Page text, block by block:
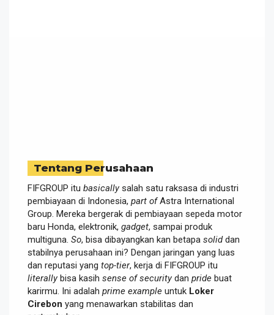
Tentang Perusahaan
FIFGROUP itu basicallysalah satu raksasa di industri
pembiayaan di Indonesia, part ofAstra International
Group. Mereka bergerak di pembiayaan sepeda motor
baru Honda, elektronik, gadget, sampai produk
multiguna. So, bisa dibayangkan kan betapa soliddan
stabilnya perusahaan ini? Dengan jaringan yang luas
dan reputasi yang top-tier, kerja di FIFGROUP itu
literallybisa kasih sense of securitydan pride buat
karirmu. Ini adalah prime example untuk Loker
Cirebon yang menawarkan stabilitas dan